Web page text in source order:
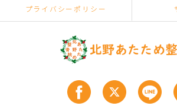
プライバシーポリシー